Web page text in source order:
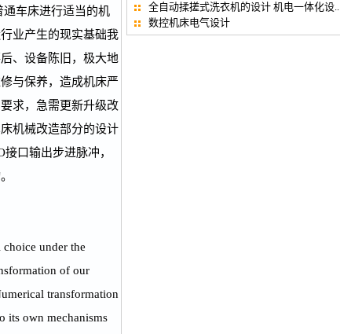
车床进行适当的机
业产生的现实基础我
、设备陈旧，极大地
与保养，造成机床严
求，急需更新升级改
机械改造部分的设计
口输出步进脉冲，
under the
of our
transformation
its own mechanisms
全自动揉搓式洗衣机的设计 机电一体化设..
数控机床电气设计